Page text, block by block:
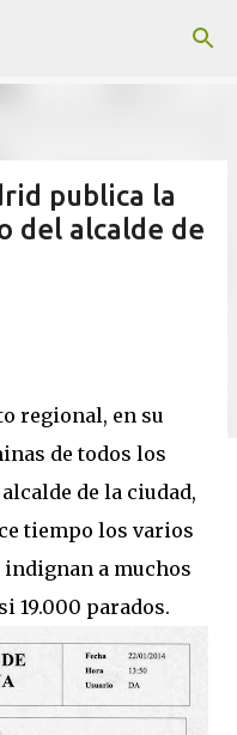
publica la
del alcalde de
regional, en su
de todos los
de la ciudad,
tiempo los varios
indignan a muchos
19.000 parados.